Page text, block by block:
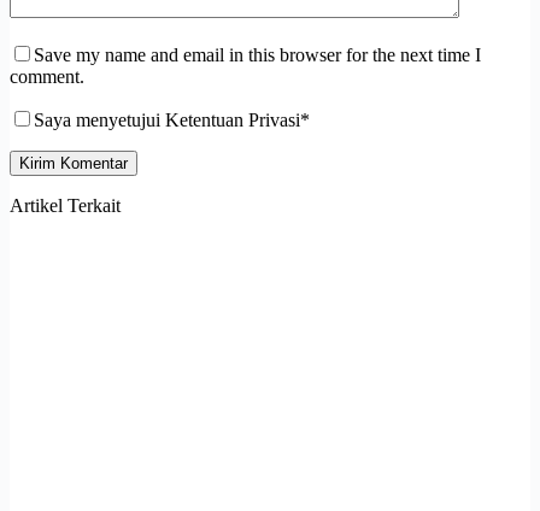
Save my name and email in this browser for the next time I
comment.
Saya menyetujui Ketentuan Privasi*
Kirim Komentar
Artikel Terkait